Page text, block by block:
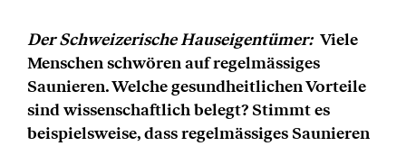
Der Schweizerische Hauseigentümer: Viele
Menschen schwören auf regelmässiges
Saunieren. Welche gesundheitlichen Vorteile
sind wissenschaftlich belegt? Stimmt es
beispielsweise, dass regelmässiges Saunieren